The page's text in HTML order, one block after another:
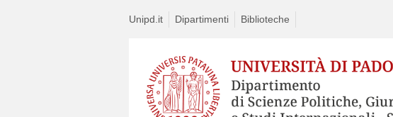
Unipd.it Dipartimenti Biblioteche